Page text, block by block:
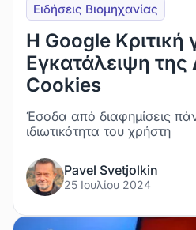
Ειδήσεις Βιομηχανίας
Η Google Κριτική
Εγκατάλειψη της
Cookies
Έσοδα από διαφημίσεις
ιδιωτικότητα του χρήστη
Pavel Svetjolkin
25 Ιουλίου 2024